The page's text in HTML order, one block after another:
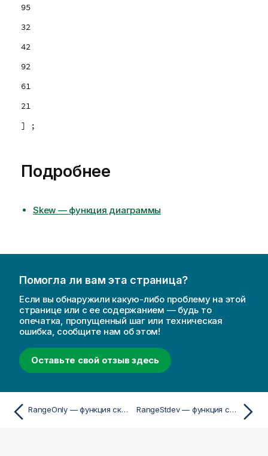
95
32
42
92
61
21
] ;
Подробнее
Skew — функция диаграммы
Помогла ли вам эта страница?
Если вы обнаружили какую-либо проблему на этой
странице или с ее содержанием — будь то
опечатка, пропущенный шаг или техническая
ошибка, сообщите нам об этом!
Оставьте свой отзыв здесь
RangeOnly — функция скриптa и диаграммы RangeStdev — функция скриптa и диаграммы